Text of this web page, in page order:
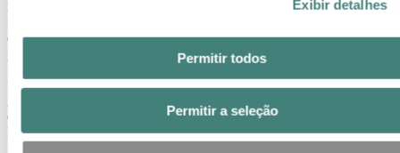
Exibir detalhes
Permitir todos
Permitir a seleção
reconhecer os desafios que devem ser enfrentados para fortalecer
nosso desempenho e geração de caixa”, diz Aasheim, acrescentando
que a Alunorte deve voltar à sua produção total o mais rápido
possível para permitir as operações normais no Brasil.
“Aumentaremos nossas ambições de excelência operacional e
de explorar todas as opções para melhorar os ganhos da Produtos
Laminados”, afirma.